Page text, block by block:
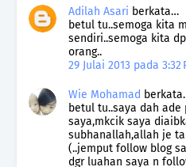
Adilah Asari berkata…
betul tu..semoga kita
sendiri..semoga kita
orang..
29 Julai 2013 pada 3:32
Wie Mohamad
betul tu..saya dah
saya,mkcik saya
subhanallah,allah je
(..jemput follow blog
dgr luahan saya n